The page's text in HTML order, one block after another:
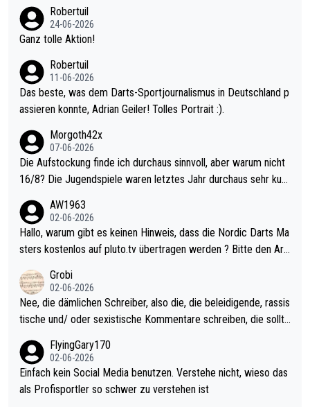
mal 40+ erst recht. Da gewinnst keinen Blumentopf - ist ja noc
h krasser wie ein Pokalspiel eines Kreisligisten vs einem Bund
Robertuil
24-06-2026
Ganz tolle Aktion!
Robertuil
11-06-2026
Das beste, was dem Darts-Sportjournalismus in Deutschland p
assieren konnte, Adrian Geiler! Tolles Portrait :).
Morgoth42x
07-06-2026
Die Aufstockung finde ich durchaus sinnvoll, aber warum nicht
16/8? Die Jugendspiele waren letztes Jahr durchaus sehr kurz
Allerdings ist Mitchell Lawrie als Nummer 1 der Welt eh qualifi
ziert. Somit ändert die automatische Qualifikation des Weltmei
sters erstmal nichts. Ich denke sie wollen damit für nächstes J
ohl wenig WDF Turniere spielen. Dies war bei Archie Self letzt
es Jahr der Fall. Er musste als amtierender Weltmeister durch
den Qualifier und ich glaube kaum, dass Mitchel sich das (in Ve
gas) antun würde, wenn er doch eigentlich die PDC-WM als Zi
el hat.
AW1963
02-06-2026
Hallo, warum gibt es keinen Hinweis, dass die Nordic Darts Ma
sters kostenlos auf pluto.tv übertragen werden ? Bitte den Arti
Grobi
02-06-2026
Nee, die dämlichen Schreiber, also die, die beleidigende, rassis
tische und/ oder sexistische Kommentare schreiben, die sollte
s Leben in den Griff kriegen. Nur eins wundert mich: Luke Little
r war doch neulich erst derjenige, der über Social Media GvV p
rovoziert hat. Und Littlers Mutter schießt öfters mal gegen Ric
FlyingGary170
02-06-2026
Einfach kein Social Media benutzen. Verstehe nicht, wieso das
als Profisportler so schwer zu verstehen ist